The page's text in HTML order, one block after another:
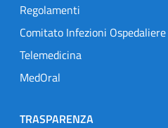
Regolamenti
Comitato Infezioni Ospedaliere
Telemedicina
MedOral
TRASPARENZA